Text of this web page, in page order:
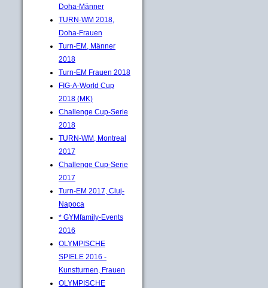
Doha-Männer
TURN-WM 2018,
Doha-Frauen
Turn-EM, Männer
2018
Turn-EM Frauen 2018
FIG-A-World Cup
2018 (MK)
Challenge Cup-Serie
2018
TURN-WM, Montreal
2017
Challenge Cup-Serie
2017
Turn-EM 2017, Cluj-
Napoca
* GYMfamily-Events
2016
OLYMPISCHE
SPIELE 2016 -
Kunstturnen, Frauen
OLYMPISCHE